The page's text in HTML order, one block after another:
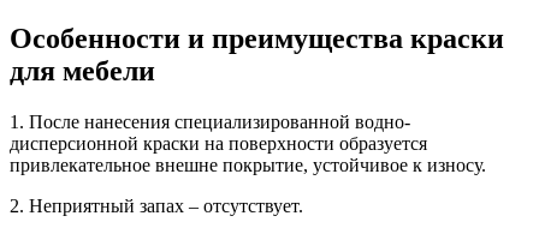
Особенности и преимущества краски
для мебели
1. После нанесения специализированной водно-
дисперсионной краски на поверхности образуется
привлекательное внешне покрытие, устойчивое к износу.
2. Неприятный запах – отсутствует.